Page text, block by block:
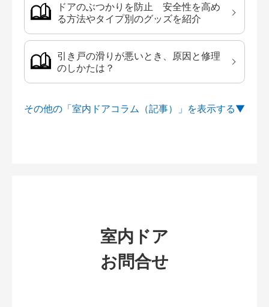
ドアのぶつかりを防止 安全性を高め
る方法やタイプ別のグッズを紹介
引き戸の滑りが悪いとき、原因と修理
のしかたは？
その他の「室内ドアコラム（記事）」を
室内ドア
お問合せ